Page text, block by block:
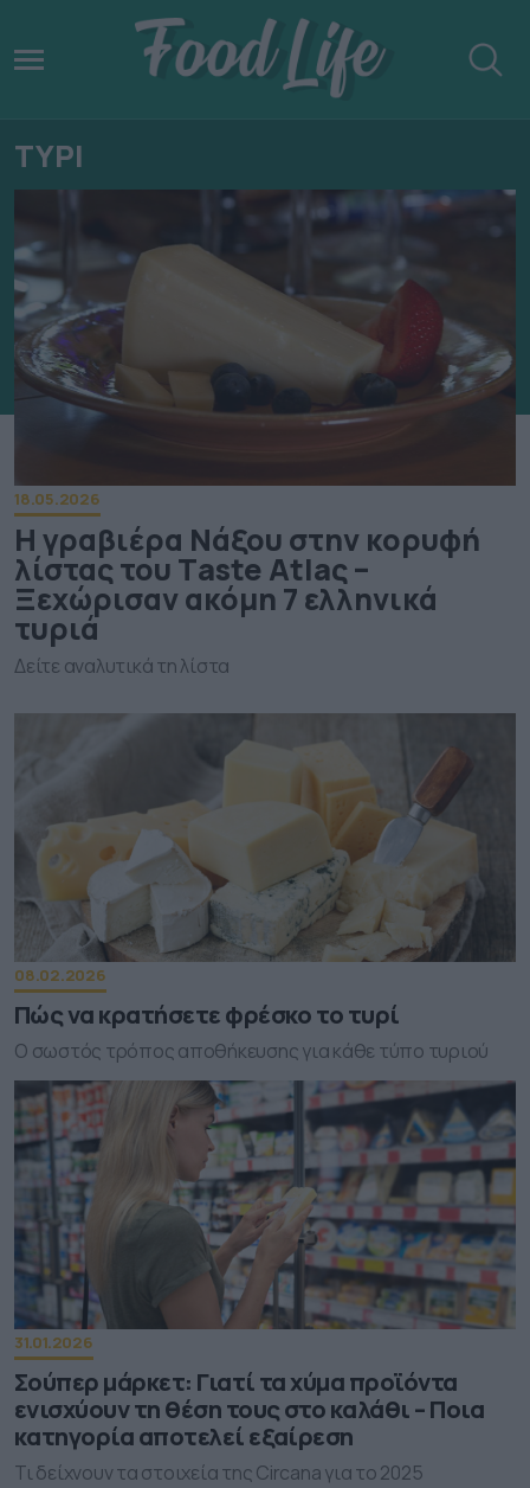
ΤΥΡΙ
18.05.2026
Η γραβιέρα Νάξου στην κορυφή
λίστας του Τaste Atlaς –
Ξεχώρισαν ακόμη 7 ελληνικά
τυριά
Δείτε αναλυτικά τη λίστα
08.02.2026
Πώς να κρατήσετε φρέσκο το τυρί
Ο σωστός τρόπος αποθήκευσης για κάθε τύπο τυριού
31.01.2026
Σούπερ μάρκετ: Γιατί τα χύμα προϊόντα
ενισχύουν τη θέση τους στο καλάθι – Ποια
κατηγορία αποτελεί εξαίρεση
Τι δείχνουν τα στοιχεία της Circana για το 2025